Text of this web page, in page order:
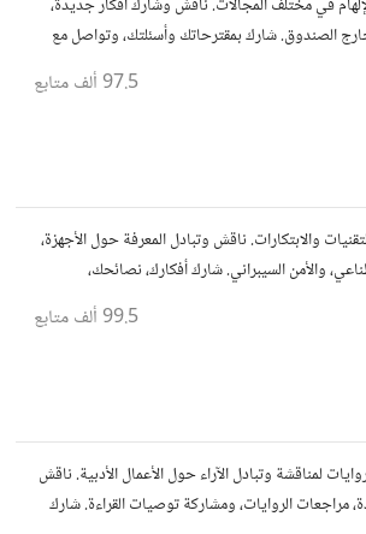
في مختلف المجالات. ناقش وشارك أفكار جديدة،
الصندوق. شارك بمقترحاتك وأسئلتك، وتواصل مع
97.5 ألف متابع
والابتكارات. ناقش وتبادل المعرفة حول الأجهزة،
والأمن السيبراني. شارك أفكارك، نصائحك،
99.5 ألف متابع
لمناقشة وتبادل الآراء حول الأعمال الأدبية. ناقش
مراجعات الروايات، ومشاركة توصيات القراءة. شارك